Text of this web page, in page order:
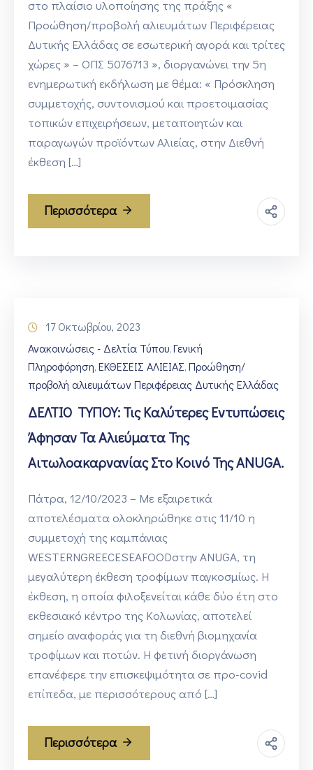
στο πλαίσιο υλοποίησης της πράξης «
Προώθηση/προβολή αλιευμάτων Περιφέρειας
Δυτικής Ελλάδας σε εσωτερική αγορά και τρίτες
χώρες » – ΟΠΣ 5076713 », διοργανώνει την 5η
ενημερωτική εκδήλωση με θέμα: « Πρόσκληση
συμμετοχής, συντονισμού και προετοιμασίας
τοπικών επιχειρήσεων, μεταποιητών και
παραγωγών προϊόντων Αλιείας, στην Διεθνή
έκθεση […]
Περισσότερα
17 Οκτωβρίου, 2023
Ανακοινώσεις - Δελτία Τύπου‚ Γενική
Πληροφόρηση‚ ΕΚΘΕΣΕΙΣ ΑΛΙΕΙΑΣ‚ Προώθηση/
προβολή αλιευμάτων Περιφέρειας Δυτικής Ελλάδας
ΔΕΛΤΙΟ ΤΥΠΟΥ: Τις Καλύτερες Εντυπώσεις
Άφησαν Τα Αλιεύματα Της
Αιτωλοακαρνανίας Στο Κοινό Της ANUGA.
Πάτρα, 12/10/2023 – Με εξαιρετικά
αποτελέσματα ολοκληρώθηκε στις 11/10 η
συμμετοχή της καμπάνιας
WESTERNGREECESEAFOODστην ANUGA, τη
μεγαλύτερη έκθεση τροφίμων παγκοσμίως. Η
έκθεση, η οποία φιλοξενείται κάθε δύο έτη στο
εκθεσιακό κέντρο της Κολωνίας, αποτελεί
σημείο αναφοράς για τη διεθνή βιομηχανία
τροφίμων και ποτών. Η φετινή διοργάνωση
επανέφερε την επισκεψιμότητα σε προ-covid
επίπεδα, με περισσότερους από […]
Περισσότερα